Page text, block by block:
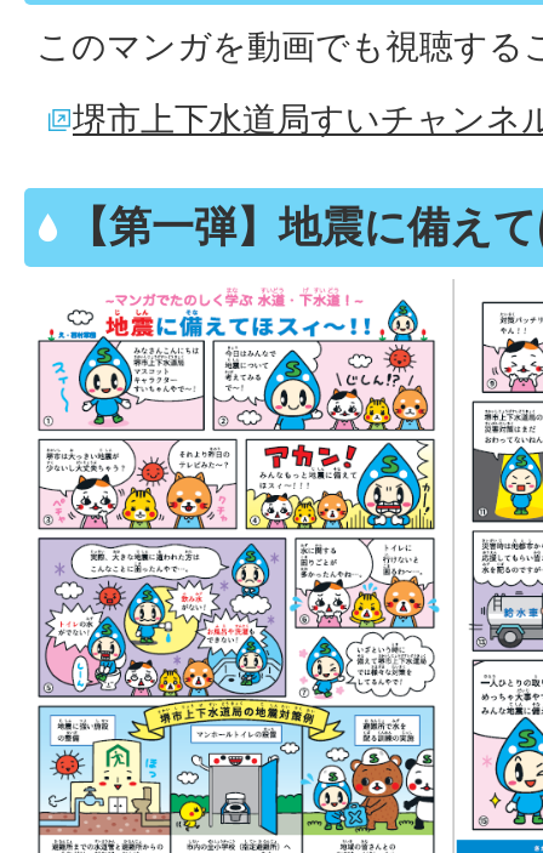
このマンガを動画でも視聴する
堺市上下水道局すいチャンネ
【第一弾】地震に備え